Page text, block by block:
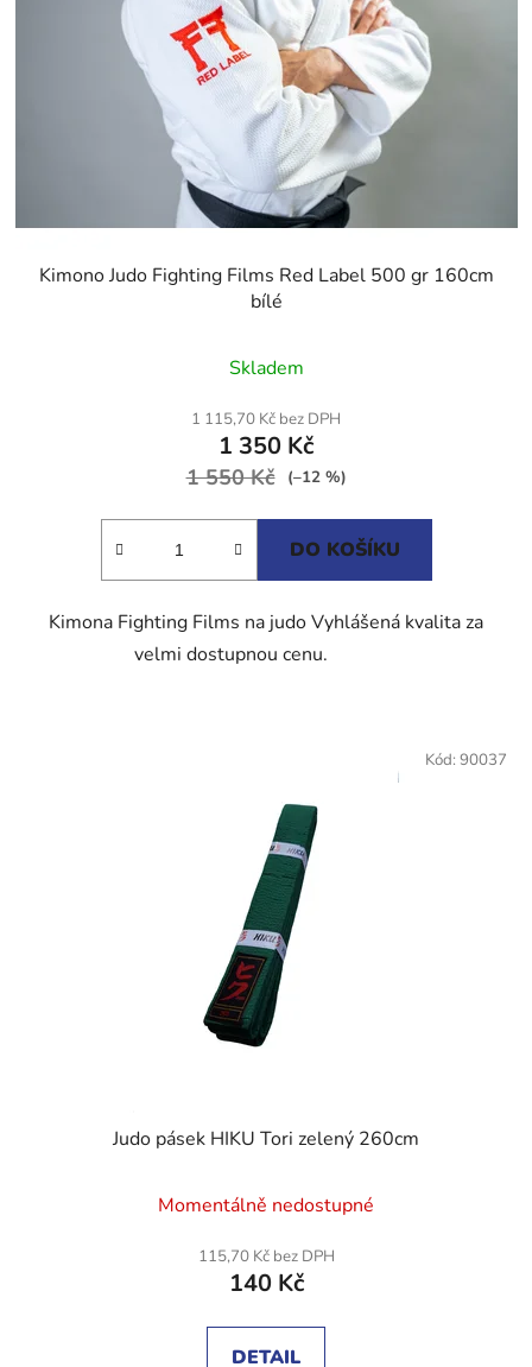
Kimono Judo Fighting Films Red Label 500 gr 160cm
bílé
hodnocení
produktu
je
4,8
Skladem
1 115,70 Kč bez DPH
1 350 Kč
1 550 Kč (–12 %)
DO KOŠÍKU
Kimona Fighting Films na judo Vyhlášená kvalita za
velmi dostupnou cenu.
Judo pásek HIKU Tori zelený 260cm
hodnocení
produktu
je
z
Momentálně nedostupné
115,70 Kč bez DPH
140 Kč
DETAIL
Kód: 90037